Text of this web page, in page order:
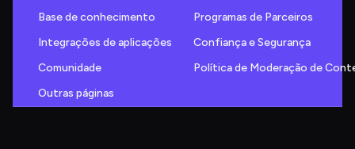
Base de conhecimento
Integrações de aplicações
Comunidade
Outras páginas
Programas de Parceiros
Confiança e Segurança
Política de Moderação de